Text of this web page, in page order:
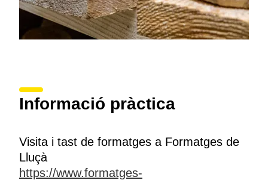
Informació pràctica
Visita i tast de formatges a Formatges de
Lluçà
https://www.formatges-